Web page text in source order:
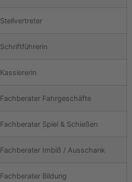
Stellvertreter
Schriftführerin
Kassiererin
Fachberater Fahrgeschäfte
Fachberater Spiel & Schießen
Fachberater Imbiß / Ausschank
Fachberater Bildung